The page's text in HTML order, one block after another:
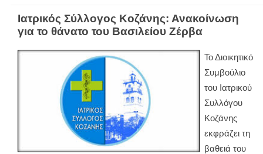
Ιατρικός Σύλλογος Κοζάνης: Ανακοίνωση
για το θάνατο του Βασιλείου Ζέρβα
Το Διοικητικό
Συμβούλιο
του Ιατρικού
Συλλόγου
Κοζάνης
εκφράζει τη
βαθειά του